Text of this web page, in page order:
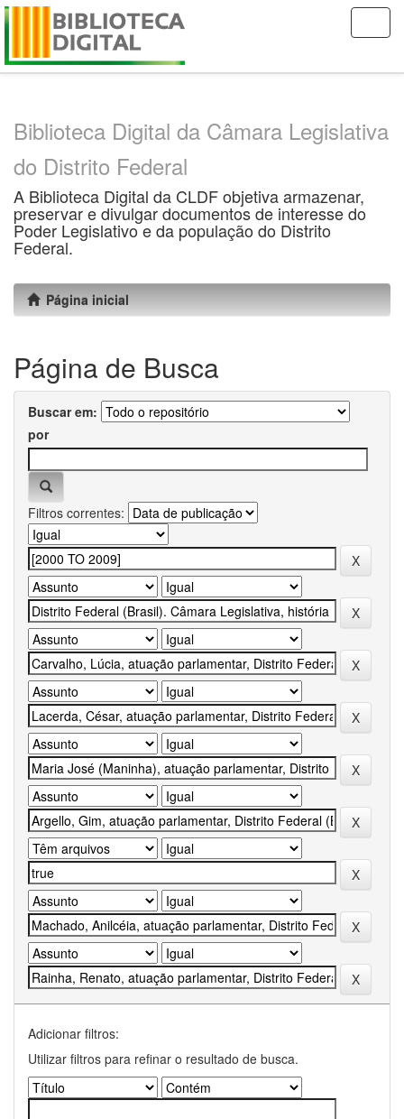
Skip
Biblioteca Digital da Câmara Legislativa
do Distrito Federal
A Biblioteca Digital da CLDF objetiva armazenar,
preservar e divulgar documentos de interesse do
Poder Legislativo e da população do Distrito
Federal.
Página inicial
Página de Busca
Buscar em:
por
Filtros correntes:
Adicionar filtros:
Utilizar filtros para refinar o resultado de busca.